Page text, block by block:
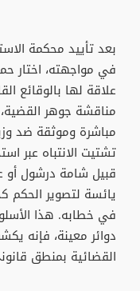
بعد تأييد محكمة
في مواجهته، اختار
علاقة لها بالوقائع
مناقشة جوهر
مباشرة وموثقة ضد
تشتيت الانتباه عبر
قبيل شامة درشول أو
يائسة لتصوير الحكم
في خطابه. هذا
دوائر معينة، فإنه
القضائية بمنطق